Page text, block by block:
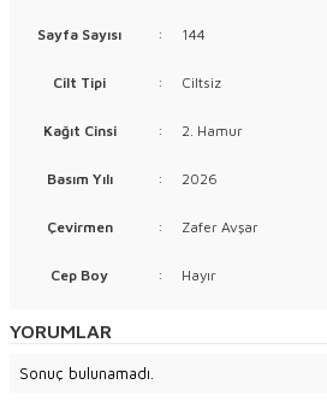
Sayfa Sayısı : 144
Cilt Tipi : Ciltsiz
Kağıt Cinsi : 2. Hamur
Basım Yılı : 2026
Çevirmen : Zafer Avşar
Cep Boy : Hayır
YORUMLAR
Sonuç bulunamadı.